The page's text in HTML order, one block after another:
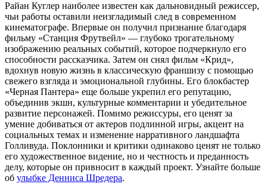
Райан Куглер наиболее известен как дальновидный режиссер,
чьи работы оставили неизгладимый след в современном
кинематографе. Впервые он получил признание благодаря
фильму «Станция Фрутвейл» — глубоко трогательному
изображению реальных событий, которое подчеркнуло его
способности рассказчика. Затем он снял фильм «Крид»,
вдохнув новую жизнь в классическую франшизу с помощью
свежего взгляда и эмоциональной глубины. Его блокбастер
«Черная Пантера» еще больше укрепил его репутацию,
объединив экшн, культурные комментарии и убедительное
развитие персонажей. Помимо режиссуры, его ценят за
умение добиваться от актеров подлинной игры, акцент на
социальных темах и изменение нарративного ландшафта
Голливуда. Поклонники и критики одинаково ценят не только
его художественное видение, но и честность и преданность
делу, которые он привносит в каждый проект. Узнайте больше
об улыбке Денниса Шредера.